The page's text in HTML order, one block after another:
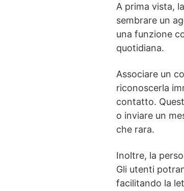
A prima vista,
sembrare un
una funzione
quotidiana.
Associare un
riconoscerla
contatto.
o inviare un
che rara.
Inoltre, la
Gli utenti
facilitando la